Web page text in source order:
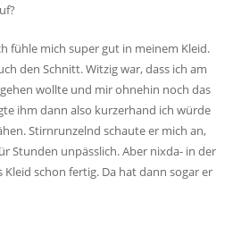
fühle mich super gut in meinem Kleid.
den Schnitt. Witzig war, dass ich am
wollte und mir ohnehin noch das
ihm dann also kurzerhand ich würde
Stirnrunzelnd schaute er mich an,
Stunden unpässlich. Aber nixda- in der
schon fertig. Da hat dann sogar er